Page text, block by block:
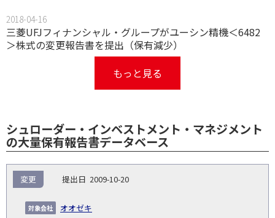
2018-04-16
三菱UFJフィナンシャル・グループがユーシン精機＜6482
＞株式の変更報告書を提出（保有減少）
もっと見る
シュローダー・インベストメント・マネジメント
の大量保有報告書データベース
NO.
告
義
務
出
コー
2009-10-20
オオゼキ
変更